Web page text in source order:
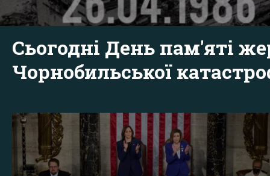
Сьогодні День пам'яті
Чорнобильської